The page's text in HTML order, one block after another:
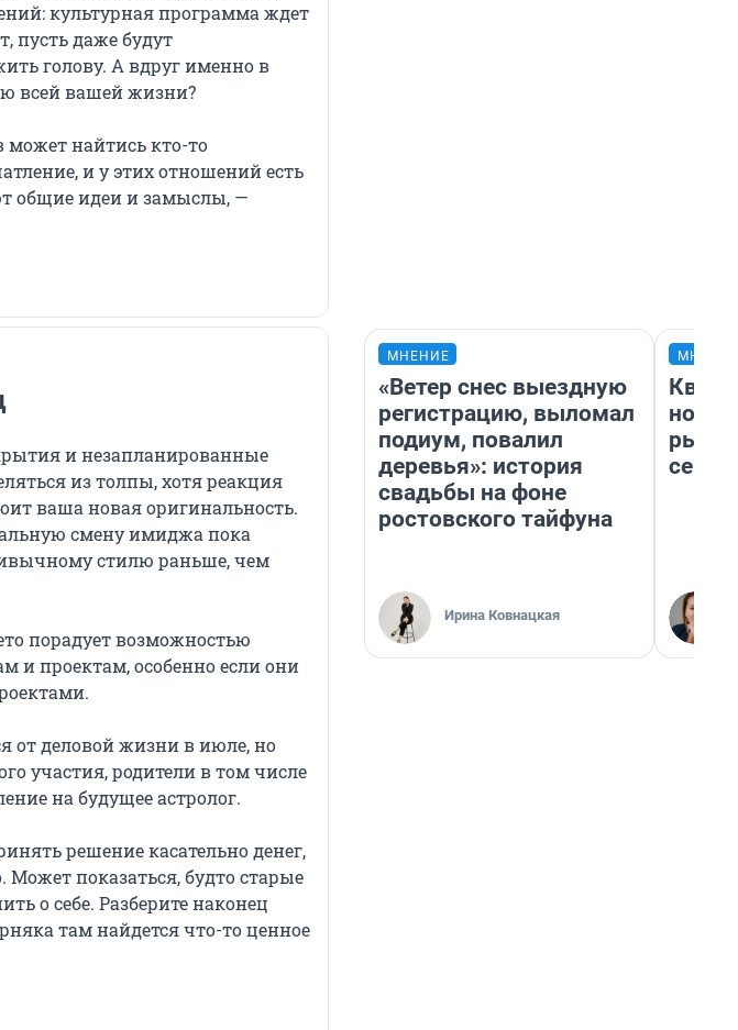
культурная программа ждет
пусть даже будут
голову. А вдруг именно в
всей вашей жизни?
найтись кто-то
и у этих отношений есть
общие идеи и замыслы, —
и незапланированные
из толпы, хотя реакция
ваша новая оригинальность.
смену имиджа пока
стилю раньше, чем
порадует возможностью
и проектам, особенно если они
от деловой жизни в июле, но
участия, родители в том числе
на будущее астролог.
решение касательно денег,
показаться, будто старые
о себе. Разберите наконец
там найдется что-то ценное
МНЕНИЕ
«Ветер снес выездную
регистрацию, выломал
подиум, повалил
деревья»: история
свадьбы на фоне
ростовского тайфуна
Ирина Ковнацкая
но